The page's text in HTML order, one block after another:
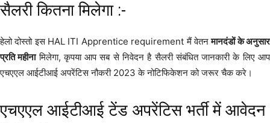
सैलरी कितना मिलेगा :-
हेलो दोस्तो इस HAL ITI Apprentice requirement मैं वेतनमानदंडों के अनुसार
प्रति महीनामिलेगा, कृपया आप सब से निवेदन है सैलरी संबंधित जानकारी के लिए आप
एचएएल आईटीआई अपरेंटिस नौकरी 2023 के नोटिफिकेशन को जरूर चैक करे।
एचएएल आईटीआई टेंड अपरेंटिस भर्ती में आवेदन